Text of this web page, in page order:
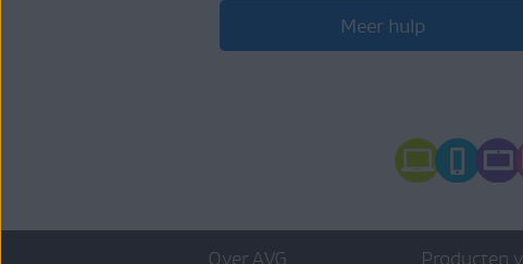
Meer hulp
Over AVG Producten